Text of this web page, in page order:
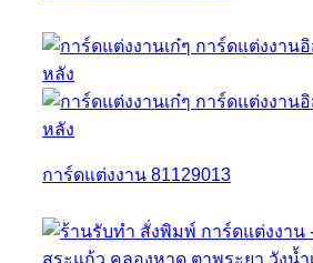
การ์ดแต่งงาน 81129013